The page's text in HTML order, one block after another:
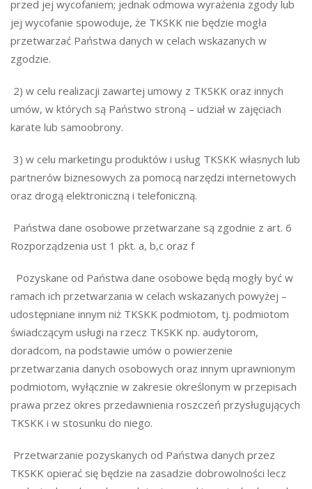
przed jej wycofaniem; jednak odmowa wyrażenia zgody lub
jej wycofanie spowoduje, że TKSKK nie będzie mogła
przetwarzać Państwa danych w celach wskazanych w
zgodzie.
2) w celu realizacji zawartej umowy z TKSKK oraz innych
umów, w których są Państwo stroną – udział w zajęciach
karate lub samoobrony.
3) w celu marketingu produktów i usług TKSKK własnych lub
partnerów biznesowych za pomocą narzędzi internetowych
oraz drogą elektroniczną i telefoniczną.
Państwa dane osobowe przetwarzane są zgodnie z art. 6
Rozporządzenia ust 1 pkt. a, b,c oraz f
Pozyskane od Państwa dane osobowe będą mogły być w
ramach ich przetwarzania w celach wskazanych powyżej –
udostępniane innym niż TKSKK podmiotom, tj. podmiotom
świadczącym usługi na rzecz TKSKK np. audytorom,
doradcom, na podstawie umów o powierzenie
przetwarzania danych osobowych oraz innym uprawnionym
podmiotom, wyłącznie w zakresie określonym w przepisach
prawa przez okres przedawnienia roszczeń przysługujących
TKSKK i w stosunku do niego.
Przetwarzanie pozyskanych od Państwa danych przez
TKSKK opierać się będzie na zasadzie dobrowolności lecz